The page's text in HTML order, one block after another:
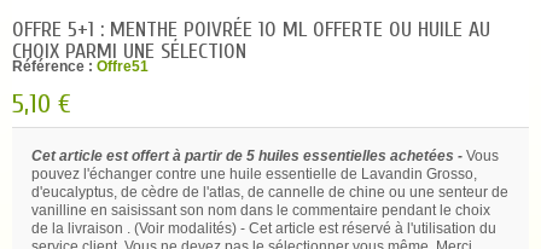
OFFRE 5+1 : MENTHE POIVRÉE 10 ML OFFERTE OU HUILE AU
CHOIX PARMI UNE SÉLECTION
Référence : Offre51
5,10 €
Cet article est offert à partir de 5 huiles essentielles achetées - Vous
pouvez l'échanger contre une huile essentielle de Lavandin Grosso,
d'eucalyptus, de cèdre de l'atlas, de cannelle de chine ou une senteur de
vanilline en saisissant son nom dans le commentaire pendant le choix
de la livraison . (Voir modalités) - Cet article est réservé à l'utilisation du